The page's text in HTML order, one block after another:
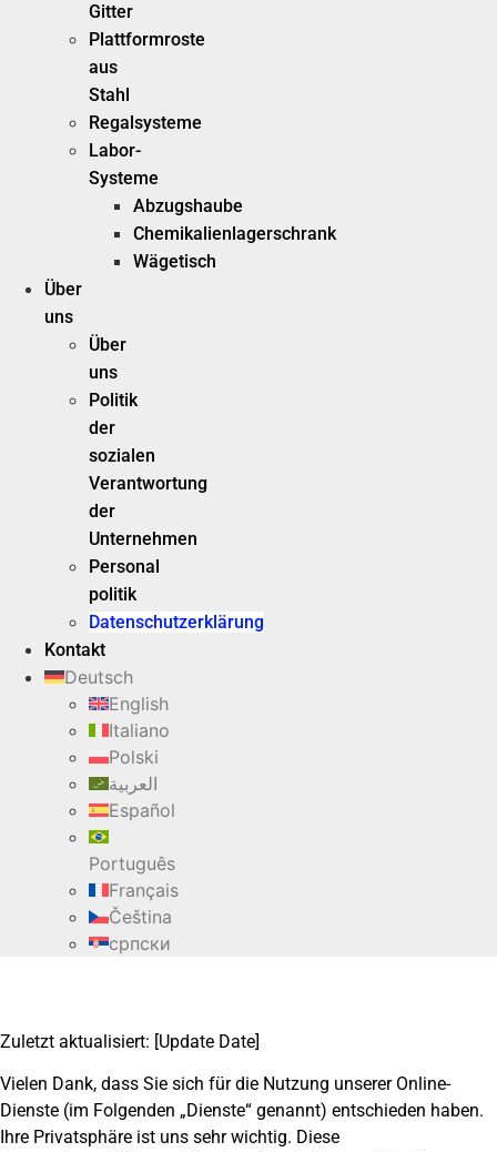
Gitter
Plattformroste
aus
Stahl
Regalsysteme
Labor-
Systeme
Abzugshaube
Chemikalienlagerschrank
Wägetisch
Über
uns
Über
uns
Politik
der
sozialen
Verantwortung
der
Unternehmen
Personal
politik
Datenschutzerklärung
Kontakt
Deutsch
English
Italiano
Polski
العربية
Español
Português
Français
Čeština
српски
Zuletzt aktualisiert: [Update Date]
Vielen Dank, dass Sie sich für die Nutzung unserer Online-
Dienste (im Folgenden „Dienste“ genannt) entschieden haben.
Ihre Privatsphäre ist uns sehr wichtig. Diese